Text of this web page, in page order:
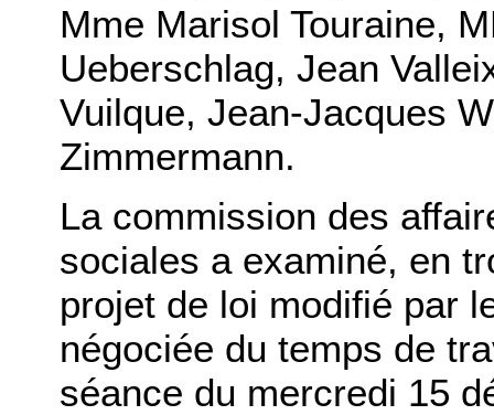
Mme Marisol Touraine,
Ueberschlag, Jean
Vuilque, Jean-Jacques
Zimmermann.
La commission des
sociales a examiné, en
projet de loi modifié par
négociée du temps de
séance du mercredi 15